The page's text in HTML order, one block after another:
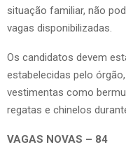
situação familiar, não
vagas disponibilizadas.
Os candidatos devem
estabelecidas pelo
vestimentas como
regatas e chinelos
VAGAS NOVAS – 84